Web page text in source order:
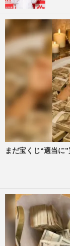
まだ宝くじ“適当に